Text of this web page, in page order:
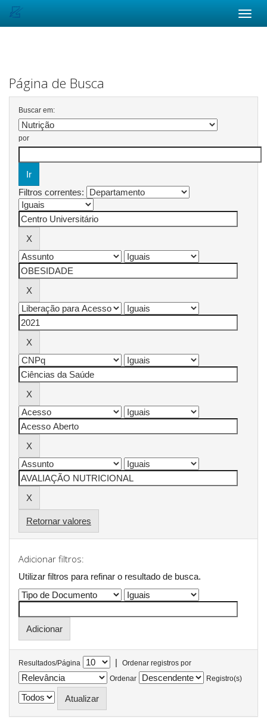
Página de Busca
Buscar em:
por
Filtros correntes:
Retornar valores
Adicionar filtros:
Utilizar filtros para refinar o resultado de busca.
Resultados/Página |
Ordenar registros por
Ordenar
Registro(s)